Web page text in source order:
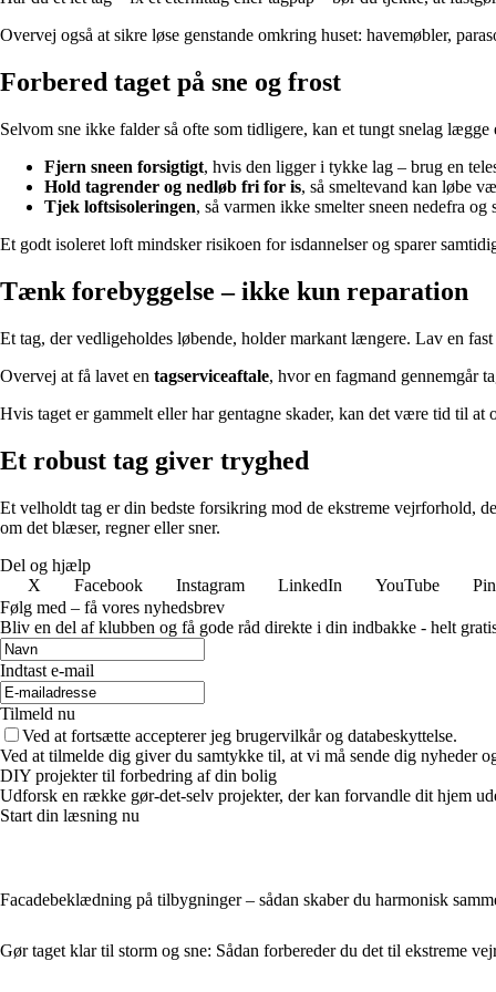
Overvej også at sikre løse genstande omkring huset: havemøbler,
Forbered taget på sne og frost
Selvom sne ikke falder så ofte som tidligere, kan et tungt snelag
Fjern sneen forsigtigt, hvis den ligger i tykke lag – brug en
Hold tagrender og nedløb fri for is, så smeltevand kan løbe
Tjek loftsisoleringen, så varmen ikke smelter sneen nedefra
Et godt isoleret loft mindsker risikoen for isdannelser og sparer
Tænk forebyggelse – ikke kun reparation
Et tag, der vedligeholdes løbende, holder markant længere. Lav en
Overvej at få lavet en tagserviceaftale, hvor en fagmand gennemgår
Hvis taget er gammelt eller har gentagne skader, kan det være tid til
Et robust tag giver tryghed
Et velholdt tag er din bedste forsikring mod de ekstreme vejrforhold,
om det blæser, regner eller sner.
Del og hjælp
X
Facebook Instagram LinkedIn YouTube
Følg med – få vores nyhedsbrev
Bliv en del af klubben og få gode råd direkte i din indbakke - helt
Indtast e-mail
Tilmeld nu
Ved at fortsætte accepterer jeg brugervilkår og databeskyttelse.
Ved at tilmelde dig giver du samtykke til, at vi må sende dig nyheder
DIY projekter til forbedring af din bolig
Udforsk en række gør-det-selv projekter, der kan forvandle dit hjem
Start din læsning nu
Facadebeklædning på tilbygninger – sådan skaber du harmonisk
Gør taget klar til storm og sne: Sådan forbereder du det til ekstreme